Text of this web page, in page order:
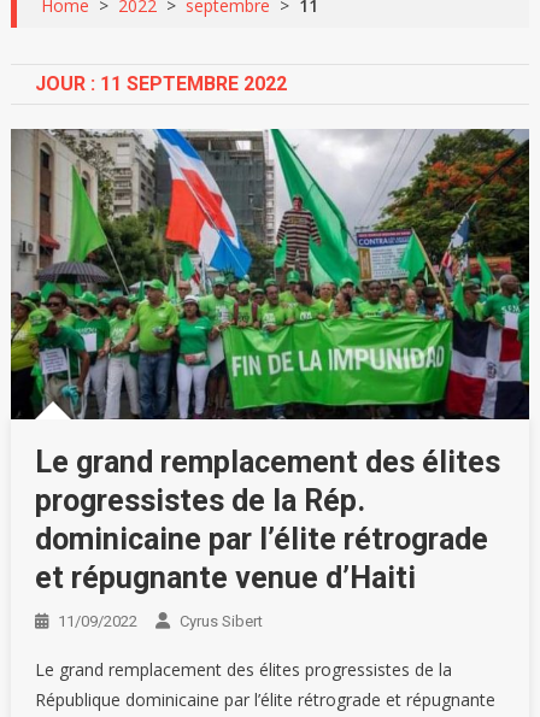
Home > 2022 > septembre > 11
JOUR : 11 SEPTEMBRE 2022
Le grand remplacement des élites
progressistes de la Rép.
dominicaine par l’élite rétrograde
et répugnante venue d’Haiti
11/09/2022 Cyrus Sibert
Le grand remplacement des élites progressistes de la
République dominicaine par l’élite rétrograde et répugnante